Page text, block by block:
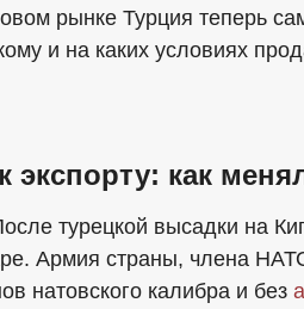
рынке Турция теперь
и на каких условиях
экспорту: как
турецкой высадки на
Армия страны, члена
натовского калибра и без